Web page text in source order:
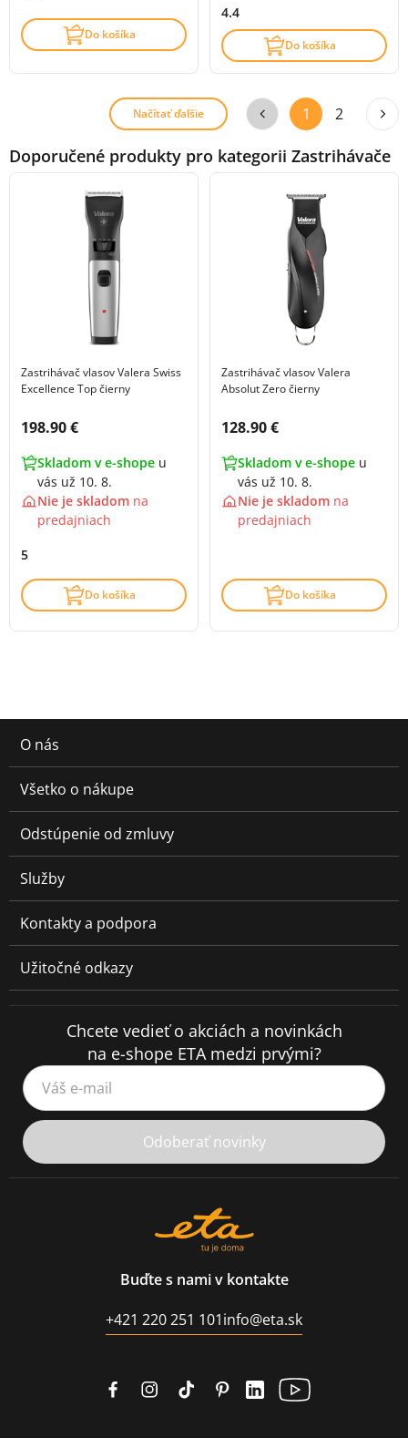
Do košíka
4.4
Do košíka
Načítať ďalšie 1 2
Doporučené produkty pro kategorii Zastrihávače
Zastrihávač vlasov Valera Swiss
Excellence Top čierny
Cena s DPH:
198.90 €
Skladom v e-shope u
vás už 10. 8.
Nie je skladom na
predajniach
5
Do košíka
Zastrihávač vlasov Valera
Absolut Zero čierny
Cena s DPH:
128.90 €
Skladom v e-shope u
vás už 10. 8.
Nie je skladom na
predajniach
Do košíka
O nás
Všetko o nákupe
Odstúpenie od zmluvy
Služby
Kontakty a podpora
Užitočné odkazy
Chcete vedieť o akciách a novinkách
na e-shope ETA medzi prvými?
Váš e-mail
Odoberať novinky
Buďte s nami v kontakte
+421 220 251 101info@eta.sk